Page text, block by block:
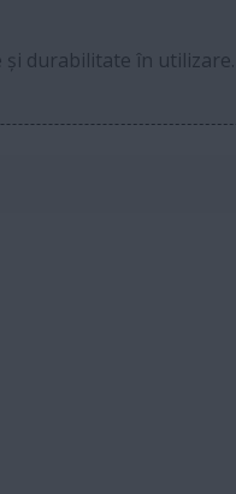
durabilitate în